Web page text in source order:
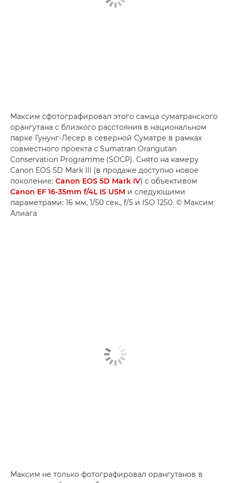
Максим сфотографировал этого самца суматранского
орангутана с близкого расстояния в национальном
парке Гунунг-Лесер в северной Суматре в рамках
совместного проекта с Sumatran Orangutan
Conservation Programme (SOCP). Снято на камеру
Canon EOS 5D Mark III (в продаже доступно новое
поколение: Canon EOS 5D Mark IV) с объективом
Canon EF 16-35mm f/4L IS USM и следующими
параметрами: 16 мм, 1/50 сек., f/5 и ISO 1250. © Максим
Алиага
Максим не только фотографировал орангутанов в